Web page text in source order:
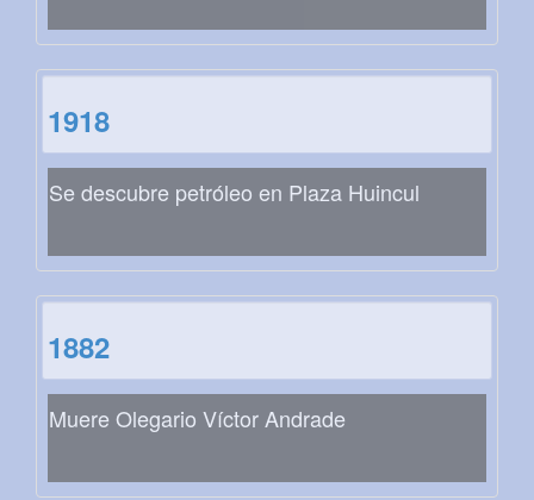
1918
Se descubre petróleo en Plaza Huincul
1882
Muere Olegario Víctor Andrade